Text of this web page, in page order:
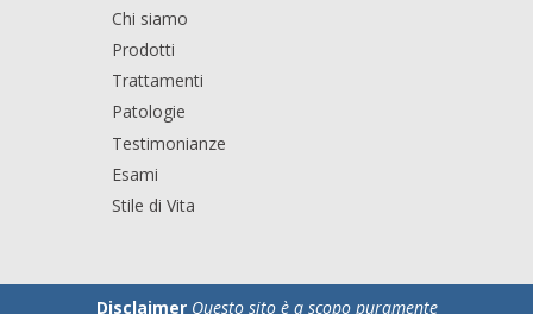
Chi siamo
Prodotti
Trattamenti
Patologie
Testimonianze
Esami
Stile di Vita
Disclaimer Questo sito è a scopo puramente